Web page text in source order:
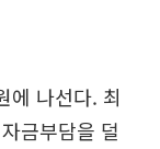
에 나선다. 최
금부담을 덜